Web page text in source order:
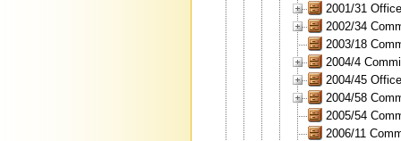
2001/31
2002/34
2003/18
2004/4
2004/45
2004/58
2005/54
2006/11